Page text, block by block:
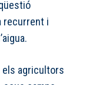
recurrent i
els agricultors